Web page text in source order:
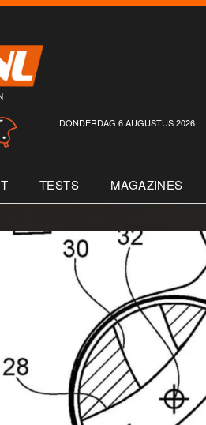
DONDERDAG 6 AUGUSTUS 2026
TESTS MAGAZINES